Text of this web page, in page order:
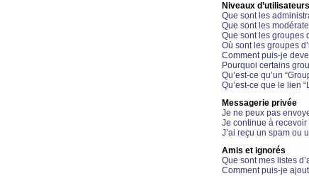
Niveaux
Que sont les
Que sont les
Que sont les groupes
Où sont les groupes
Comment puis-je
Pourquoi certains
Qu’est-ce qu’un
Qu’est-ce que le lien
Messagerie privée
Je ne peux pas
Je continue à
J’ai reçu un spam ou
Amis et ignorés
Que sont mes listes
Comment puis-je